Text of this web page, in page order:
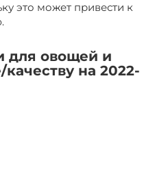
это может привести к
для овощей и
на 2022-